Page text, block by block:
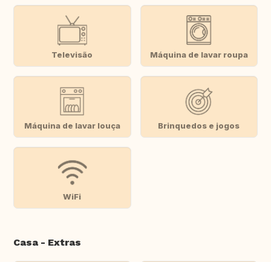
Televisão Máquina de lavar roupa
Máquina de lavar louça Brinquedos e jogos
WiFi
Casa - Extras